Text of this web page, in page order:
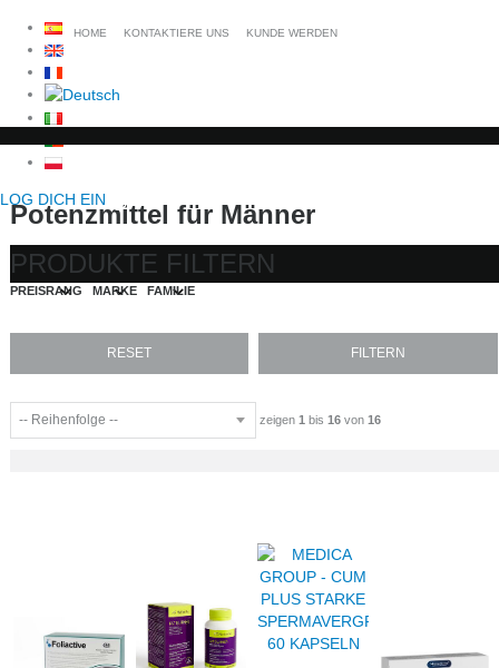
LOG DICH EIN
HOME KONTAKTIERE UNS KUNDE WERDEN
Potenzmittel für Männer
PRODUKTE FILTERN
PREISRANG MARKE FAMILIE
zeigen 1 bis 16von 16